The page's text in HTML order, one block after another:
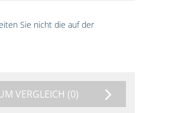
Sie nicht die auf der
VERGLEICH (0)